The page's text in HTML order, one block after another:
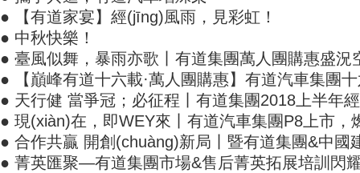
● 【有道家宴】經(jīng)風雨，見彩虹！
● 中秋快樂！
● 臺風似舞，暴雨亦歌丨有道集團萬人團購惠盛況
● 【巔峰有道十六載·萬人團購惠】有道汽車集團
● 天行健 當爭冠；必征程丨有道集團2018上半年
● 現(xiàn)在，即WEY來丨有道汽車集團P8上市，燃爆
● 合作共贏 開創(chuàng)新局丨暨有道集團&中
● 菁英匯聚—有道集團市場&售后菁英拓展培訓閃耀